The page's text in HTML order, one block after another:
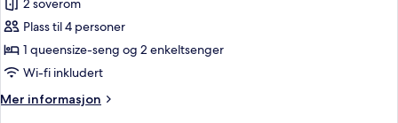
Leilighet
–
deluxe,
2
soverom,
ikke-
2 soverom
Plass til 4 personer
1 queensize-seng og 2 enkeltsenger
Wi-fi inkludert
Mer informasjon
Mer